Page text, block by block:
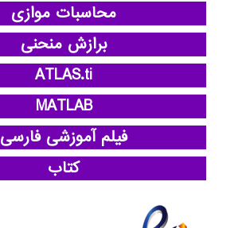
محاسبات موازی
برازش منحنی
ATLAS.ti
MATLAB
فیلم آموزشی فارسی
کتاب